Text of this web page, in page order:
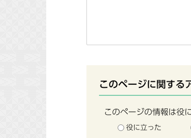
このページに関する
このページの情報は役
役に立った